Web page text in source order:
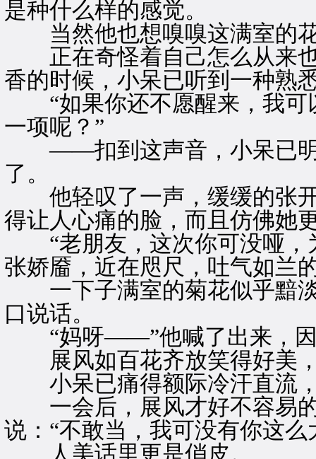
是种什么样的感觉。
当然他也想嗅嗅这满室的
正在奇怪着自己怎么从来也
香的时候，小呆已听到一种
“如果你还不愿醒来，我可
一项呢？”
——扣到这声音，小呆已明
了。
他轻叹了一声，缓缓的张开
得让人心痛的脸，而且仿佛她
“老朋友，这次你可没哑，
张娇靥，近在咫尺，吐气如兰
一下子满室的菊花似乎黯淡
口说话。
“妈呀——”他喊了出来，因
展风如百花齐放笑得好美
小呆已痛得额际冷汗直流
一会后，展风才好不容易的
说：“不敢当，我可没有你这
人美话里更是俏皮。